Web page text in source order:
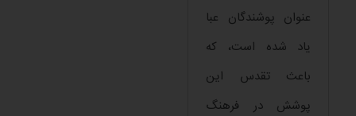
عنوان پوشندگان عبا
یاد شده است، که
باعث تقدس این
پوشش در فرهنگ